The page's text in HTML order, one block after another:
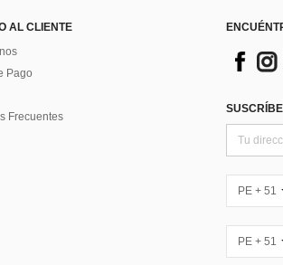
AL CLIENTE
Pago
Frecuentes
PE + 51
PE + 51